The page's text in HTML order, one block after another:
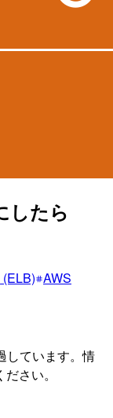
したら
AWS
しています。情
さい。